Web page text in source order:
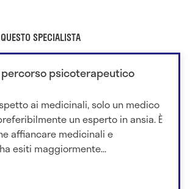
SPECIALISTA
percorso psicoterapeutico
ai medicinali, solo un medico
un esperto in ansia. È
affiancare medicinali e
esiti maggiormente...